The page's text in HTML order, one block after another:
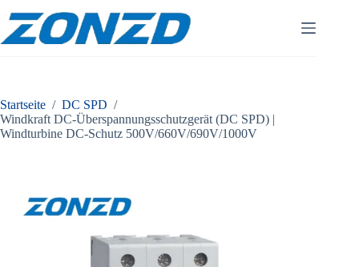
Inhalt
springen
Startseite / DC SPD /
Windkraft DC-Überspannungsschutzgerät (DC SPD) |
Windturbine DC-Schutz 500V/660V/690V/1000V